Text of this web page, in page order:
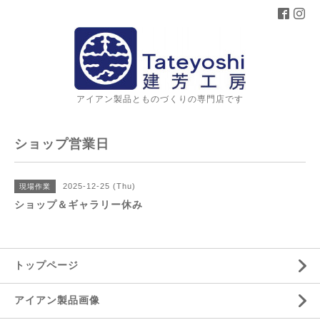
アイアン製品とものづくりの専門店です
ショップ営業日
現場作業 2025-12-25 (Thu)
ショップ＆ギャラリー休み
トップページ
アイアン製品画像